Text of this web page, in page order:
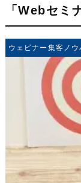
「Webセミ
ウェビナー集客ノウ